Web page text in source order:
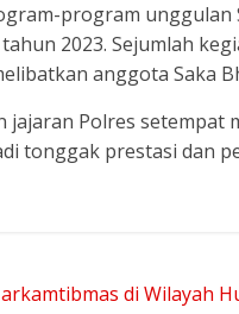
program unggulan
2023. Sejumlah
anggota Saka
jajaran Polres setempat
tonggak prestasi dan
di Wilayah